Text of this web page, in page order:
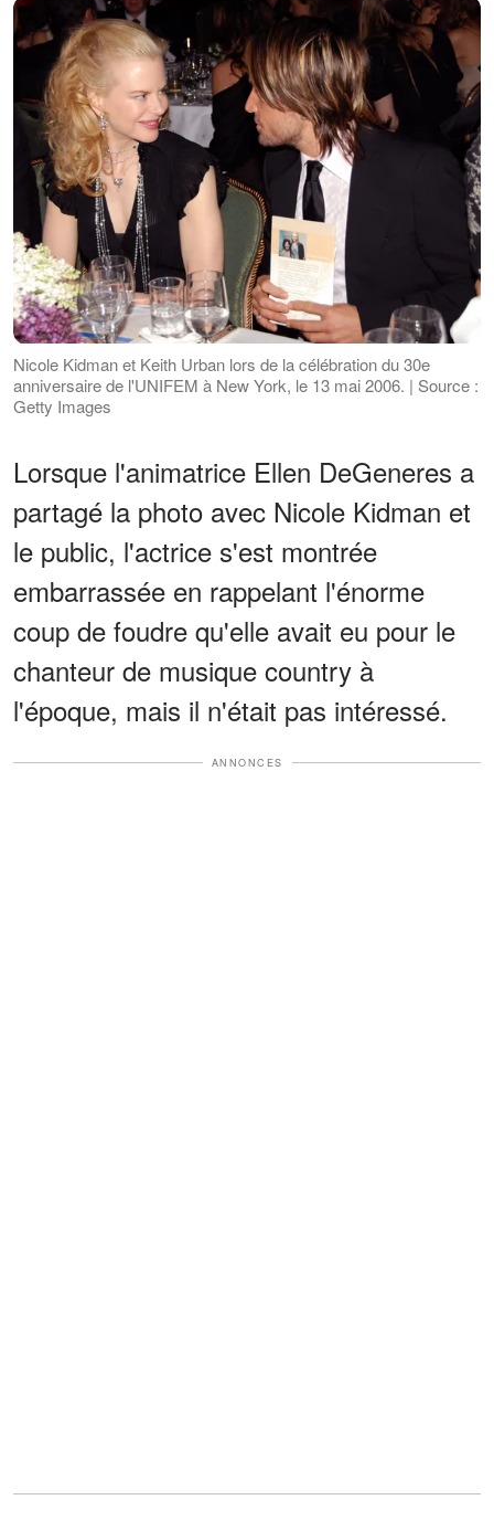
Nicole Kidman et Keith Urban lors de la célébration du 30e
anniversaire de l'UNIFEM à New York, le 13 mai 2006. | Source :
Getty Images
Lorsque l'animatrice Ellen DeGeneres a
partagé la photo avec Nicole Kidman et
le public, l'actrice s'est montrée
embarrassée en rappelant l'énorme
coup de foudre qu'elle avait eu pour le
chanteur de musique country à
l'époque, mais il n'était pas intéressé.
ANNONCES